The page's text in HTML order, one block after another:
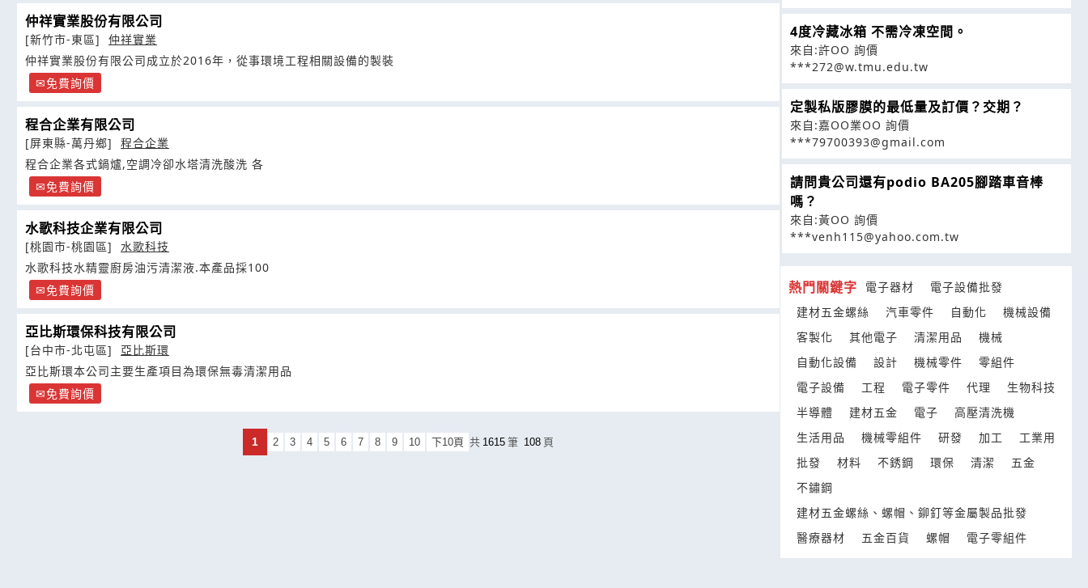
仲祥實業股份有限公司
[新竹市-東區]
仲祥實業
仲祥實業股份有限公司成立於2016年，從事環境工程相關設備的製裝
免費詢價
程合企業有限公司
[屏東縣-萬丹鄉]
程合企業
程合企業各式鍋爐,空調冷卻水塔清洗酸洗 各
免費詢價
水歌科技企業有限公司
[桃園市-桃園區]
水歌科技
水歌科技水精靈廚房油污清潔液.本產品採100
免費詢價
亞比斯環保科技有限公司
[台中市-北屯區]
亞比斯環
亞比斯環本公司主要生產項目為環保無毒清潔用品
免費詢價
1 2 3 4 5 6 7 8 9 10 下10頁 共 1615 筆 108 頁
4度冷藏冰箱 不需冷凍空間。
來自:許OO 詢價
***272@w.tmu.edu.tw
定製私版膠膜的最低量及訂價？交期？
來自:嘉OO業OO 詢價
***79700393@gmail.com
請問貴公司還有podio BA205腳踏車音棒
嗎？
來自:黃OO 詢價
***venh115@yahoo.com.tw
熱門關鍵字 電子器材
電子設備批發
建材五金螺絲
汽車零件 自動化
機械設備
客製化
其他電子 清潔用品
機械
自動化設備
設計 機械零件
零組件
電子設備
工程 電子零件 代理
生物科技
半導體
建材五金 電子
高壓清洗機
生活用品
機械零組件 研發 加工
工業用
批發
材料 不銹鋼 環保 清潔
五金
不鏽鋼
建材五金螺絲、螺帽、鉚釘等金屬製品批發
醫療器材
五金百貨 螺帽 電子零組件